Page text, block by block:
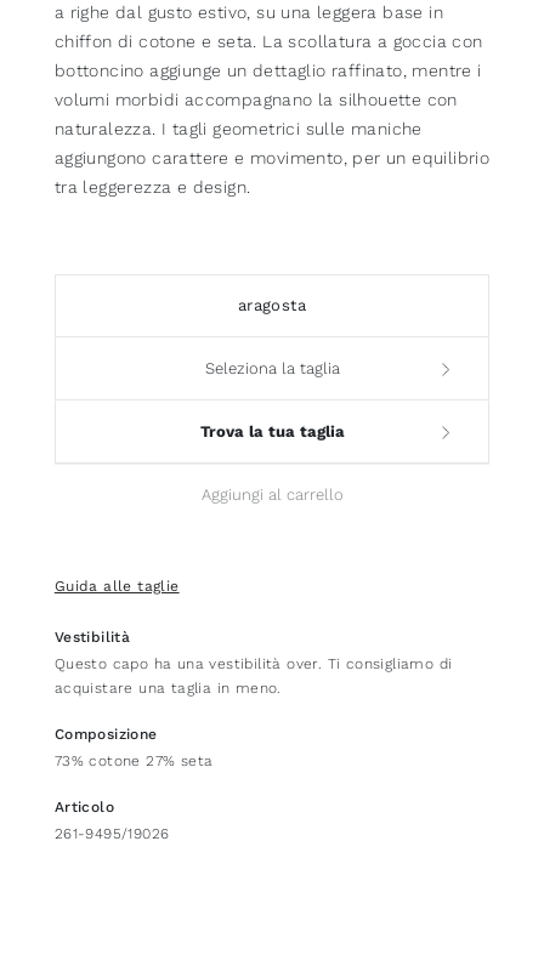
a righe dal gusto estivo, su una leggera base in
chiffon di cotone e seta. La scollatura a goccia con
bottoncino aggiunge un dettaglio raffinato, mentre i
volumi morbidi accompagnano la silhouette con
naturalezza. I tagli geometrici sulle maniche
aggiungono carattere e movimento, per un equilibrio
tra leggerezza e design.
aragosta
Seleziona la taglia
Trova la tua taglia
Aggiungi al carrello
Guida alle taglie
Vestibilità
Questo capo ha una vestibilità over. Ti consigliamo di
acquistare una taglia in meno.
Composizione
73% cotone 27% seta
Articolo
261-9495/19026